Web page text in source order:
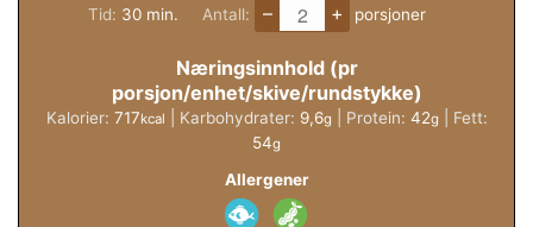
Tid: 30minutter
min. Antall: – + porsjoner
Næringsinnhold (pr
porsjon/enhet/skive/rundstykke)
Kalorier: 717kcal Karbohydrater: 9,6g Protein: 42g
Fett:
54g
Allergener